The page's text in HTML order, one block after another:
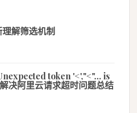
解筛选机制
token '<',"<"... is
决阿里云请求超时问题总结